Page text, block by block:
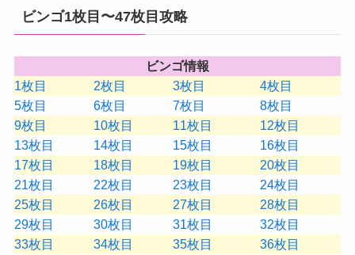
ビンゴ1枚目〜47枚目攻略
ビンゴ情報
1枚目
2枚目 3枚目
4枚目
5枚目
6枚目 7枚目
8枚目
9枚目
10枚目 11枚目
12枚目
13枚目
14枚目 15枚目
16枚目
17枚目
18枚目 19枚目
20枚目
21枚目
22枚目 23枚目
24枚目
25枚目
26枚目 27枚目
28枚目
29枚目
30枚目 31枚目
32枚目
33枚目
34枚目 35枚目
36枚目